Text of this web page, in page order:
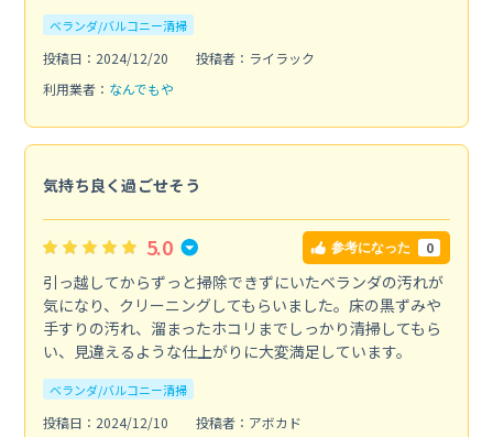
ベランダ/バルコニー清掃
投稿日：2024/12/20
投稿者：ライラック
利用業者： なんでもや
気持ち良く過ごせそう
5.0 参考になった 0
引っ越してからずっと掃除できずにいたベランダの汚れが
気になり、クリーニングしてもらいました。床の黒ずみや
手すりの汚れ、溜まったホコリまでしっかり清掃してもら
い、見違えるような仕上がりに大変満足しています。
ベランダ/バルコニー清掃
投稿日：2024/12/10
投稿者：アボカド